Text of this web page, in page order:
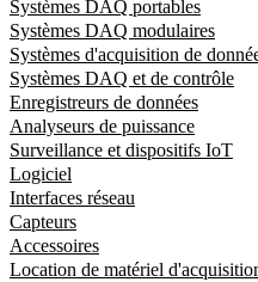
Systèmes DAQ portables
Systèmes DAQ modulaires
Systèmes d'acquisition de
Systèmes DAQ et de contrôle
Enregistreurs de données
Analyseurs de puissance
Surveillance et dispositifs IoT
Logiciel
Interfaces réseau
Capteurs
Accessoires
Location de matériel